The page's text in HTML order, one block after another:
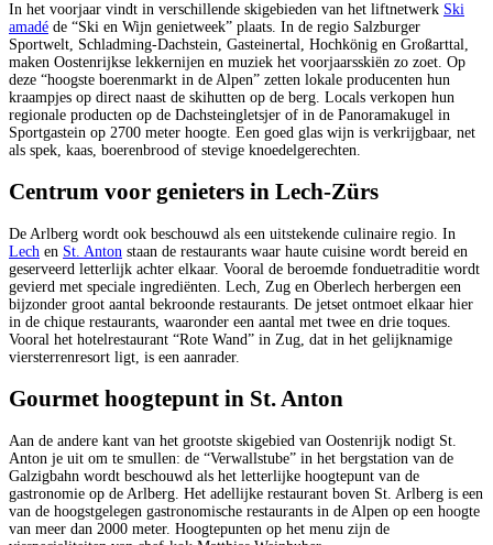
In het voorjaar vindt in verschillende skigebieden van het liftnetwerk Ski
amadé de “Ski en Wijn genietweek” plaats. In de regio Salzburger
Sportwelt, Schladming-Dachstein, Gasteinertal, Hochkönig en Großarttal,
maken Oostenrijkse lekkernijen en muziek het voorjaarsskiën zo zoet. Op
deze “hoogste boerenmarkt in de Alpen” zetten lokale producenten hun
kraampjes op direct naast de skihutten op de berg. Locals verkopen hun
regionale producten op de Dachsteingletsjer of in de Panoramakugel in
Sportgastein op 2700 meter hoogte. Een goed glas wijn is verkrijgbaar, net
als spek, kaas, boerenbrood of stevige knoedelgerechten.
Centrum voor genieters in Lech-Zürs
De Arlberg wordt ook beschouwd als een uitstekende culinaire regio. In
Lech en St. Anton staan de restaurants waar haute cuisine wordt bereid en
geserveerd letterlijk achter elkaar. Vooral de beroemde fonduetraditie wordt
gevierd met speciale ingrediënten. Lech, Zug en Oberlech herbergen een
bijzonder groot aantal bekroonde restaurants. De jetset ontmoet elkaar hier
in de chique restaurants, waaronder een aantal met twee en drie toques.
Vooral het hotelrestaurant “Rote Wand” in Zug, dat in het gelijknamige
viersterrenresort ligt, is een aanrader.
Gourmet hoogtepunt in St. Anton
Aan de andere kant van het grootste skigebied van Oostenrijk nodigt St.
Anton je uit om te smullen: de “Verwallstube” in het bergstation van de
Galzigbahn wordt beschouwd als het letterlijke hoogtepunt van de
gastronomie op de Arlberg. Het adellijke restaurant boven St. Arlberg is een
van de hoogstgelegen gastronomische restaurants in de Alpen op een hoogte
van meer dan 2000 meter. Hoogtepunten op het menu zijn de